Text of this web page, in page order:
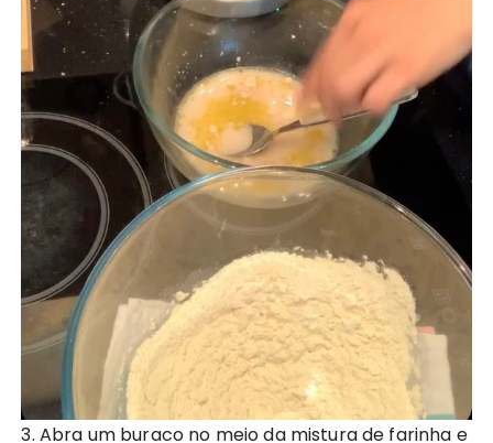
3. Abra um buraco no meio da mistura de farinha e